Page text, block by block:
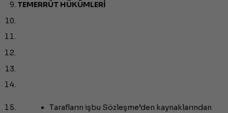
TEMERRÜT HÜKÜMLERİ
Tarafların işbu Sözleşme’den kaynaklarından